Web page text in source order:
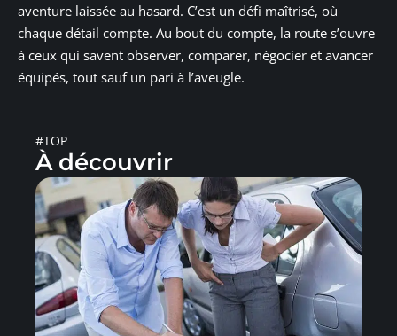
aventure laissée au hasard. C’est un défi maîtrisé, où
chaque détail compte. Au bout du compte, la route s’ouvre
à ceux qui savent observer, comparer, négocier et avancer
équipés, tout sauf un pari à l’aveugle.
#TOP
À découvrir